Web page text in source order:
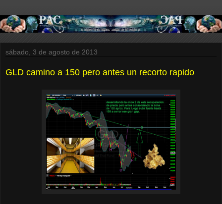
sábado, 3 de agosto de 2013
GLD camino a 150 pero antes un recorto rapido